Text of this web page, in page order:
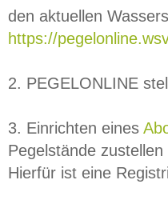
den aktuellen
https://
2. PEGELONLINE
3. Einrichten eines
Pegelstände
Hierfür ist eine